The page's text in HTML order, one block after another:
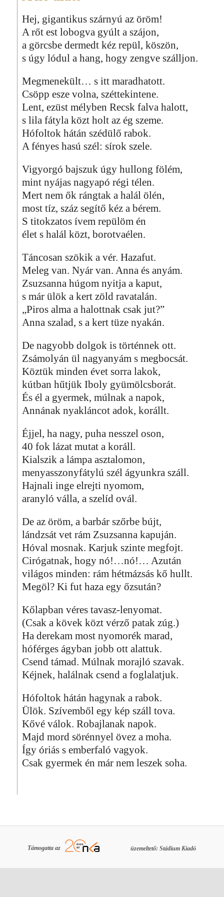
Hej, gigantikus szárnyú az öröm!
A rőt est lobogva gyúlt a szájon,
a görcsbe dermedt kéz repül, köszön,
s úgy lódul a hang, hogy zengve szálljon.
Megmenekült… s itt maradhatott.
Csöpp esze volna, széttekintene.
Lent, ezüst mélyben Recsk falva halott,
s lila fátyla közt holt az ég szeme.
Hófoltok hátán szédülő rabok.
A fényes hasú szél: sírok szele.
Vigyorgó bajszuk úgy hullong fölém,
mint nyájas nagyapó régi télen.
Mert nem ők rángtak a halál ölén,
most tíz, száz segítő kéz a bérem.
S titokzatos ívem repülöm én
élet s halál közt, borotvaélen.
Táncosan szökik a vér. Hazafut.
Meleg van. Nyár van. Anna és anyám.
Zsuzsanna húgom nyitja a kaput,
s már ülök a kert zöld ravatalán.
„Piros alma a halottnak csak jut?”
Anna szalad, s a kert tüze nyakán.
De nagyobb dolgok is történnek ott.
Zsámolyán ül nagyanyám s megbocsát.
Köztük minden évet sorra lakok,
kútban hűtjük Iboly gyümölcsborát.
És él a gyermek, múlnak a napok,
Annának nyakláncot adok, korállt.
Éjjel, ha nagy, puha nesszel oson,
40 fok lázat mutat a koráll.
Kialszik a lámpa asztalomon,
menyasszonyfátylú szél ágyunkra száll.
Hajnali inge elrejti nyomom,
aranyló válla, a szelíd ovál.
De az öröm, a barbár szőrbe bújt,
lándzsát vet rám Zsuzsanna kapuján.
Hóval mosnak. Karjuk szinte megfojt.
Cirógatnak, hogy nó!…nó!… Azután
világos minden: rám hétmázsás kő hullt.
Megöl? Ki fut haza egy őzsután?
Kőlapban véres tavasz-lenyomat.
(Csak a kövek közt vérző patak zúg.)
Ha derekam most nyomorék marad,
hóférges ágyban jobb ott alattuk.
Csend támad. Múlnak morajló szavak.
Kéjnek, halálnak csend a foglalatjuk.
Hófoltok hátán hagynak a rabok.
Ülök. Szívemből egy kép száll tova.
Kővé válok. Robajlanak napok.
Majd mord sörénnyel övez a moha.
Így óriás s emberfaló vagyok.
Csak gyermek én már nem leszek soha.
Támogatta az üzemeltető: Stádium Kiadó